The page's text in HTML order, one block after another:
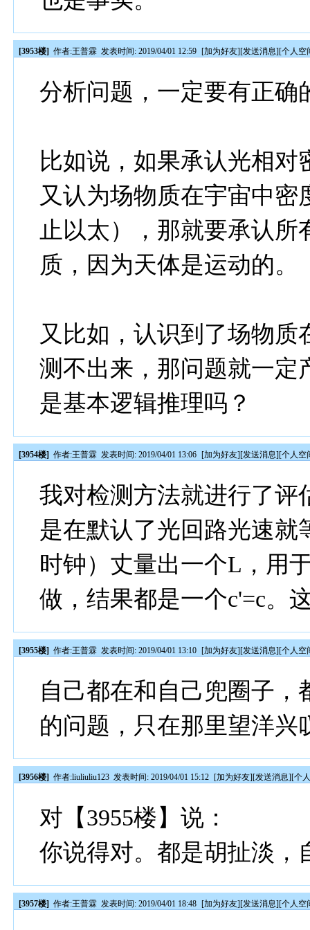
[3953楼] 作者:王普霖 发表时间: 2019/04/01 12:59 [加为好友][发送消息][个人空
分析问题，一定要有正确
比如说，如果承认光相
又认为场物质在宇宙中
止以太），那就要承认
质，因为天体是运动的。
又比如，认识到了场物
测不出来，那问题就一定
是基本逻辑推理吗？
[3954楼] 作者:王普霖 发表时间: 2019/04/01 13:06 [加为好友][发送消息][个人空
我对检测方法就进行了评
是在默认了光回路光速就
时钟）丈量出一个L，用
做，结果都是一个c'=c。
[3955楼] 作者:王普霖 发表时间: 2019/04/01 13:10 [加为好友][发送消息][个人空
自己都在和自己兜圈子
的问题，只在那里望洋兴
[3956楼] 作者:liuliuliu123 发表时间: 2019/04/01 15:12 [加为好友][发送消息][个
对【3955楼】说：
你说得对。都是胡扯淡，
[3957楼] 作者:王普霖 发表时间: 2019/04/01 18:48 [加为好友][发送消息][个人空